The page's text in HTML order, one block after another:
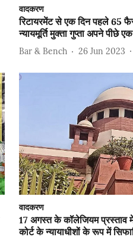
वादकरण
रिटायरमेंट से एक दिन पहले 65
न्यायमूर्ति मुक्ता गुप्ता अपने पीछे
Bar & Bench 26 Jun 2023
वादकरण
17 अगस्त के कॉलेजियम प्रस्ताव
कोर्ट के न्यायाधीशों के रूप में